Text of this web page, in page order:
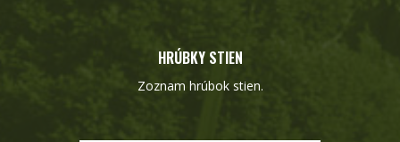
HRÚBKY STIEN
Zoznam hrúbok stien.